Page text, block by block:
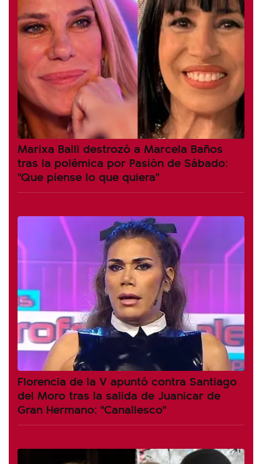
Marixa Balli destrozó a Marcela Baños
tras la polémica por Pasión de Sábado:
"Que piense lo que quiera"
Florencia de la V apuntó contra Santiago
del Moro tras la salida de Juanicar de
Gran Hermano: "Canallesco"